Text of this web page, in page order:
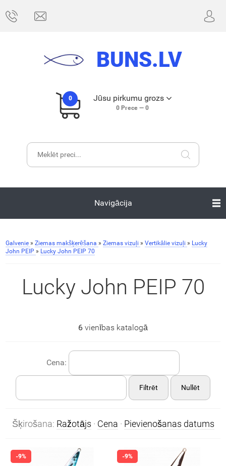
BUNS.LV
0 Jūsu pirkumu grozs
0Prece — 0
Navigācija
Galvenie » Ziemas makšķerēšana » Ziemas vizuļi » Vertikālie vizuļi » Lucky
John PEIP » Lucky John PEIP 70
Lucky John PEIP 70
6 vienības katalogā
Cena:
Filtrēt Nullēt
Šķirošana: Ražotājs · Cena · Pievienošanas datums